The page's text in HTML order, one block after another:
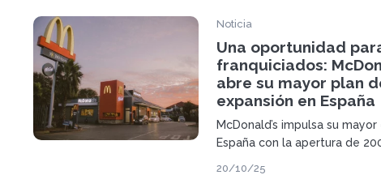
Noticia
Una oportunidad
franquiciados:
abre su mayor plan
expansión en España
McDonald’s impulsa su
España con la apertura de
20/10/25